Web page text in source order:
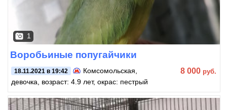
1
Воробьиные попугайчики
18.11.2021 в 19:42 Комсомольская,
девочка, возраст: 4.9 лет, окрас: пестрый
8 000 руб.